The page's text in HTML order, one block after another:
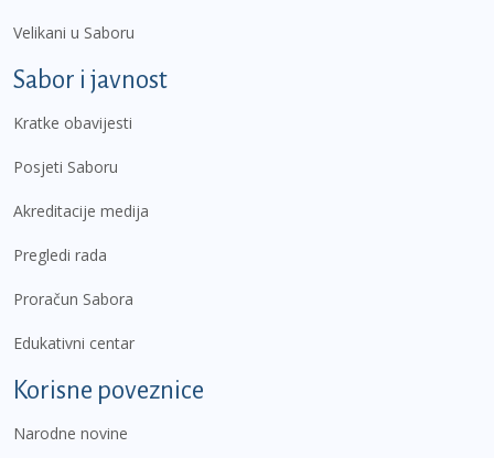
Velikani u Saboru
Sabor i javnost
Kratke obavijesti
Posjeti Saboru
Akreditacije medija
Pregledi rada
Proračun Sabora
Edukativni centar
Korisne poveznice
Narodne novine